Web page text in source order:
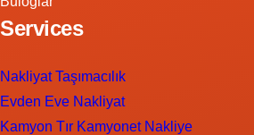
Services
Nakliyat Taşımacılık
Evden Eve Nakliyat
Kamyon Tır Kamyonet Nakliye